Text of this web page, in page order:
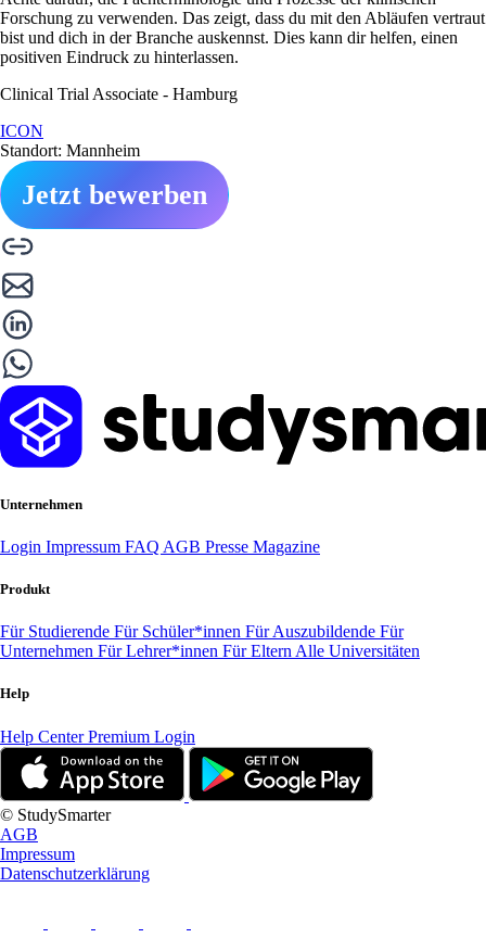
Forschung zu verwenden. Das zeigt, dass du mit den Abläufen vertraut
bist und dich in der Branche auskennst. Dies kann dir helfen, einen
positiven Eindruck zu hinterlassen.
Clinical Trial Associate - Hamburg
ICON
Standort: Mannheim
Jetzt bewerben
Unternehmen
Login Impressum FAQ AGB Presse Magazine
Produkt
Für Studierende Für Schüler*innen Für Auszubildende Für
Unternehmen Für Lehrer*innen Für Eltern Alle Universitäten
Help
Help CenterPremium Login
© StudySmarter
AGB
Impressum
Datenschutzerklärung